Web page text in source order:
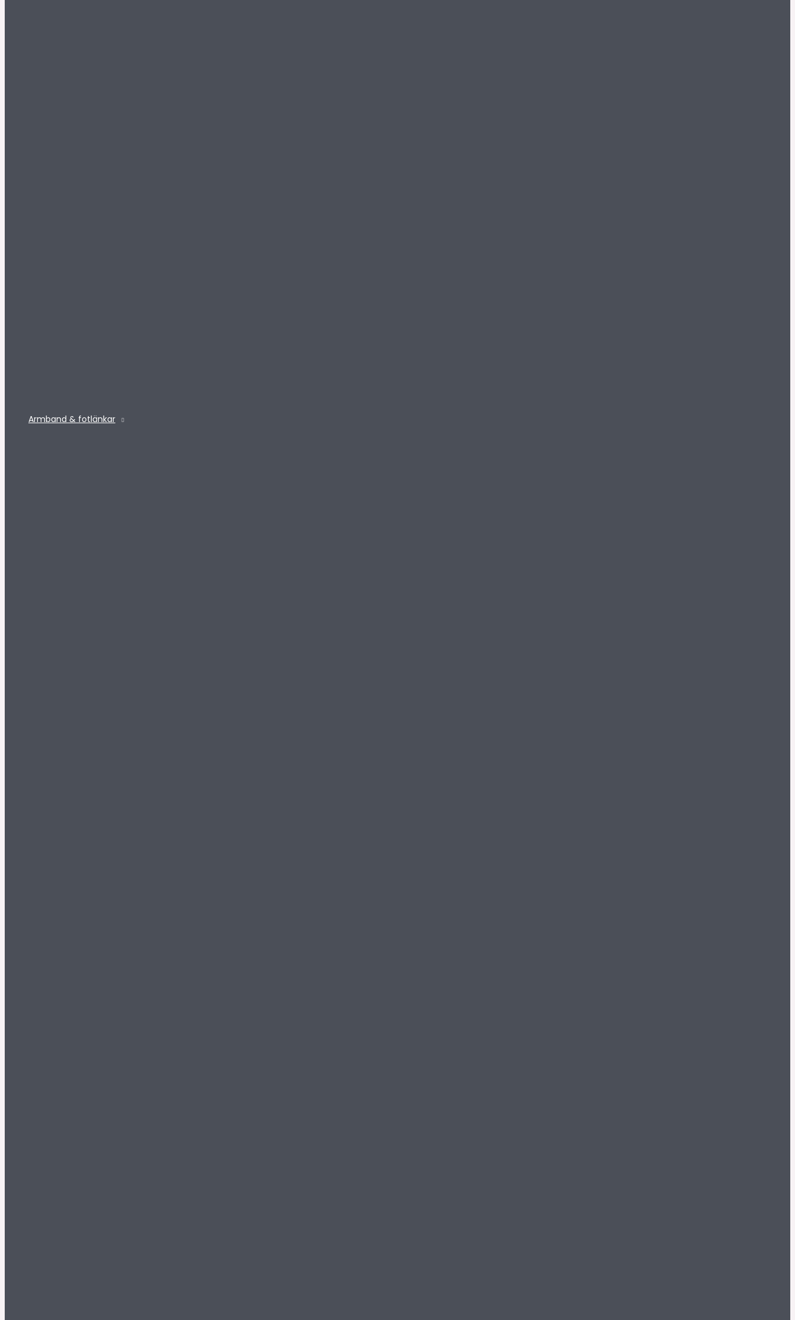
Armband & fotlänkar